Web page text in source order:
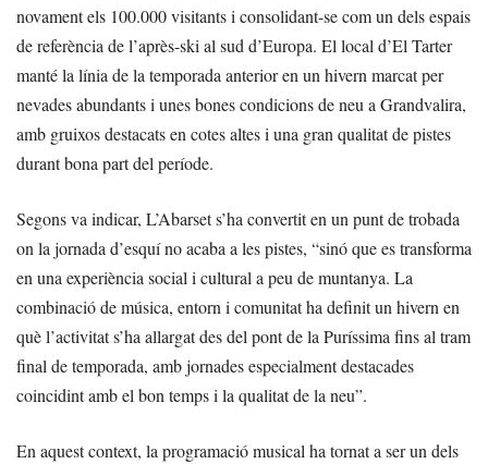
novament els 100.000 visitants i consolidant-se com un dels espais
de referència de l’après-ski al sud d’Europa. El local d’El Tarter
manté la línia de la temporada anterior en un hivern marcat per
nevades abundants i unes bones condicions de neu a Grandvalira,
amb gruixos destacats en cotes altes i una gran qualitat de pistes
durant bona part del període.
Segons va indicar, L’Abarset s’ha convertit en un punt de trobada
on la jornada d’esquí no acaba a les pistes, “sinó que es transforma
en una experiència social i cultural a peu de muntanya. La
combinació de música, entorn i comunitat ha definit un hivern en
què l’activitat s’ha allargat des del pont de la Puríssima fins al tram
final de temporada, amb jornades especialment destacades
coincidint amb el bon temps i la qualitat de la neu”.
En aquest context, la programació musical ha tornat a ser un dels